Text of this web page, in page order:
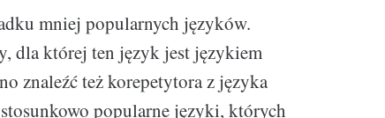
mniej popularnych języków.
dla której ten język jest językiem
znaleźć też korepetytora z języka
popularne języki, których